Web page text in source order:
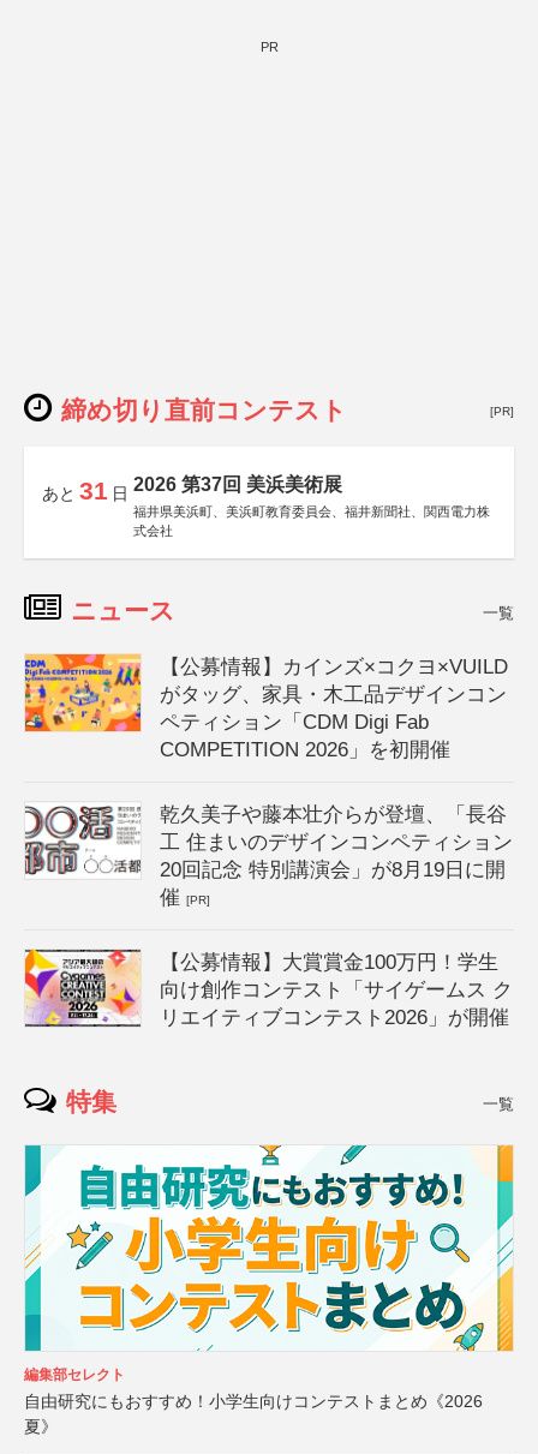
PR
締め切り直前コンテスト [PR]
あと 31 日 2026 第37回 美浜美術展
福井県美浜町、美浜町教育委員会、福井新聞社、関西電力株
式会社
ニュース 一覧
【公募情報】カインズ×コクヨ×VUILD
がタッグ、家具・木工品デザインコン
ペティション「CDM Digi Fab
COMPETITION 2026」を初開催
乾久美子や藤本壮介らが登壇、「長谷
工 住まいのデザインコンペティション
20回記念 特別講演会」が8月19日に開
催[PR]
【公募情報】大賞賞金100万円！学生
向け創作コンテスト「サイゲームス ク
リエイティブコンテスト2026」が開催
特集 一覧
編集部セレクト
自由研究にもおすすめ！小学生向けコンテストまとめ《2026
夏》